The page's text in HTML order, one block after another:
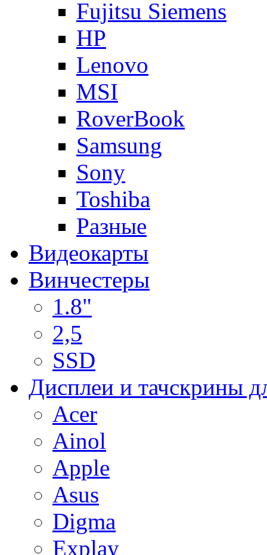
Fujitsu Siemens
HP
Lenovo
MSI
RoverBook
Samsung
Sony
Toshiba
Разные
Видеокарты
Винчестеры
1.8"
2,5
SSD
Дисплеи и тачскрины
Acer
Ainol
Apple
Asus
Digma
Explay